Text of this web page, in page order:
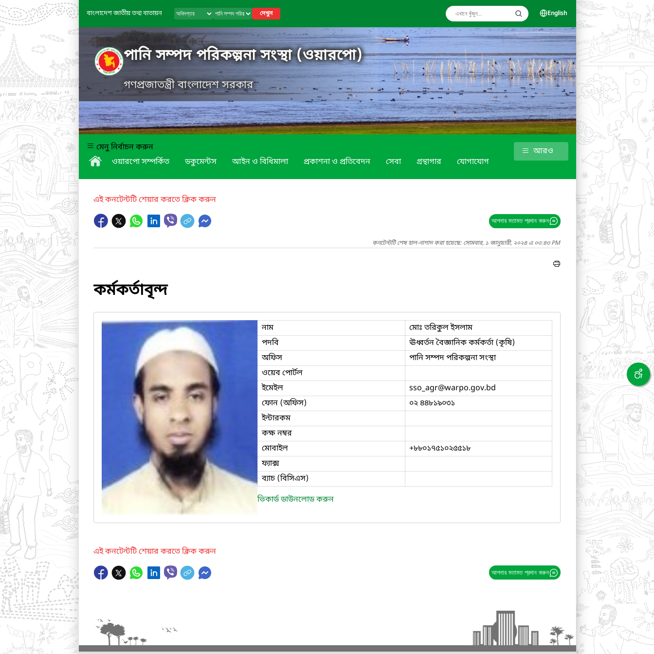
বাংলাদেশ জাতীয় তথ্য বাতায়ন দেখুন English
পানি সম্পদ পরিকল্পনা সংস্থা (ওয়ারপো)
গণপ্রজাতন্ত্রী বাংলাদেশ সরকার
মেনু নির্বাচন করুন
ওয়ারপো সম্পর্কিত
ডকুমেন্টস আইন ও বিধিমালা প্রকাশনা ও প্রতিবেদন সেবা গ্রন্থাগার যোগাযোগ
আরও
এই কনটেন্টটি শেয়ার করতে ক্লিক করুন
আপনার মতামত প্রদান করুন
কনটেন্টটি শেষ হাল-নাগাদ করা হয়েছে: সোমবার, ১ জানুয়ারী, ২০২৪ এ ০৩:৪৩ PM
কর্মকর্তাবৃন্দ
নাম
মোঃ তরিকুল ইসলাম
পদবি
ঊধ্বর্তন বৈজ্ঞানিক কর্মকর্তা (কৃষি)
অফিস
পানি সম্পদ পরিকল্পনা সংস্থা
ওয়েব পোর্টল
ইমেইল
sso_agr@warpo.gov.bd
ফোন (অফিস)
০২ ৪৪৮১৯০৩১
ইন্টারকম
কক্ষ নম্বর
মোবাইল
+৮৮০১৭৫১০২৫৫১৮
ফ্যাক্স
ব্যাচ (বিসিএস)
ভিকার্ড ডাউনলোড করুন
এই কনটেন্টটি শেয়ার করতে ক্লিক করুন
আপনার মতামত প্রদান করুন